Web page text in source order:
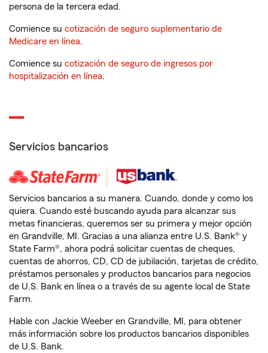
persona de la tercera edad.
Comience su cotización de seguro suplementario de
Medicare en línea.
Comience su cotización de seguro de ingresos por
hospitalización en línea.
Servicios bancarios
Servicios bancarios a su manera. Cuando, donde y como los
quiera. Cuando esté buscando ayuda para alcanzar sus
metas financieras, queremos ser su primera y mejor opción
en Grandville, MI. Gracias a una alianza entre U.S. Bank® y
State Farm®, ahora podrá solicitar cuentas de cheques,
cuentas de ahorros, CD, CD de jubilación, tarjetas de crédito,
préstamos personales y productos bancarios para negocios
de U.S. Bank en línea o a través de su agente local de State
Farm.
Hable con Jackie Weeber en Grandville, MI, para obtener
más información sobre los productos bancarios disponibles
de U.S. Bank.